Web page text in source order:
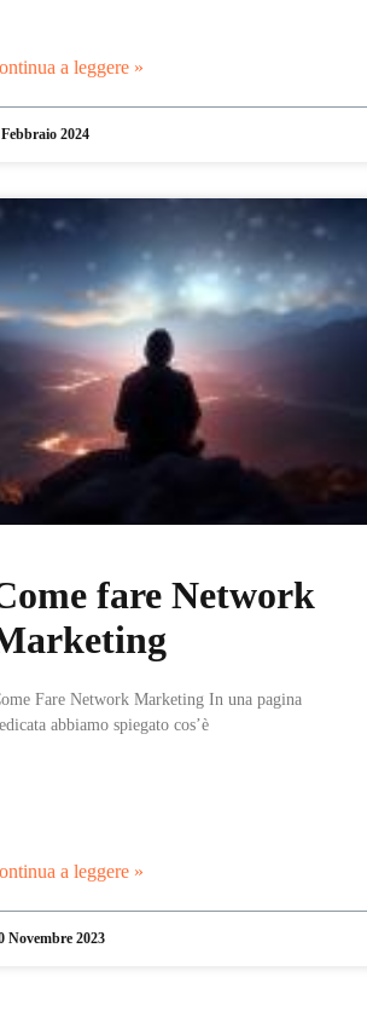
a leggere »
2024
fare Network
Fare Network Marketing In una pagina
abbiamo spiegato cos’è
a leggere »
Novembre 2023